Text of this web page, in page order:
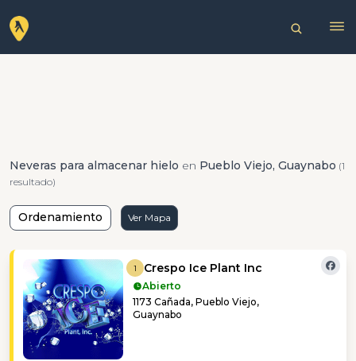
Neveras para almacenar hielo en Pueblo Viejo, Guaynabo (1
resultado)
Ordenamiento Ver Mapa
1 Crespo Ice Plant Inc
Abierto
1173 Cañada, Pueblo Viejo,
Guaynabo